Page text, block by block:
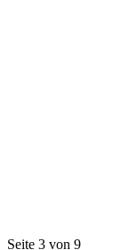
Seite 3 von 9